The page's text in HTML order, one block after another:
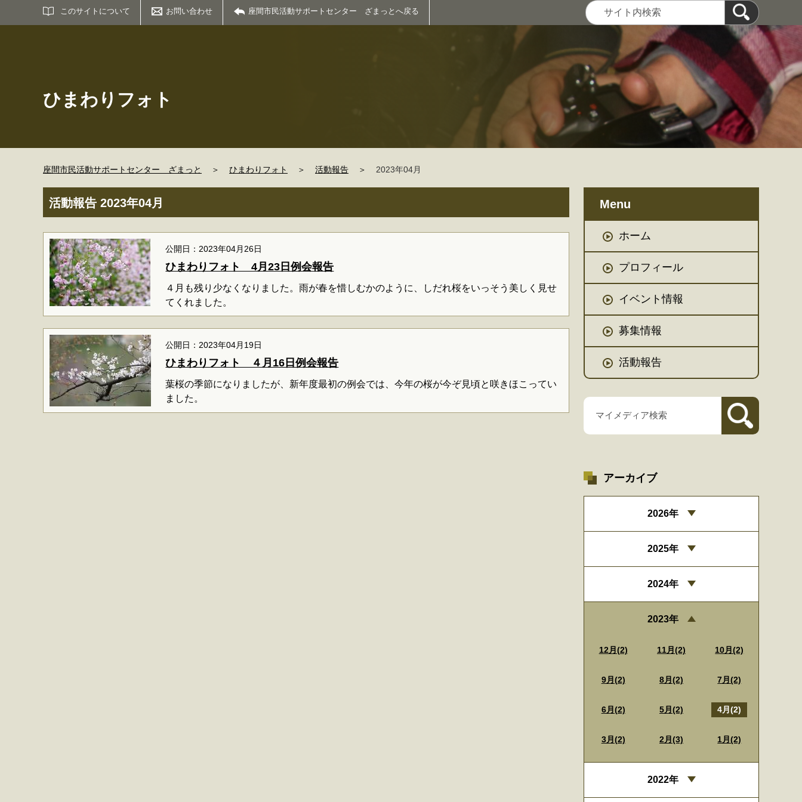
このサイトについて お問い合わせ 座間市民活動サポートセンター ざまっとへ戻る
サイト内検索
ひまわりフォト
座間市民活動サポートセンター ざまっと ＞ ひまわりフォト ＞ 活動報告 ＞ 2023年04月
活動報告 2023年04月
公開日：2023年04月26日
ひまわりフォト 4月23日例会報告
４月も残り少なくなりました。雨が春を惜しむかのように、しだれ桜をいっそう美しく見せ
てくれました。
公開日：2023年04月19日
ひまわりフォト ４月16日例会報告
葉桜の季節になりましたが、新年度最初の例会では、今年の桜が今ぞ見頃と咲きほこってい
ました。
Menu
ホーム
プロフィール
イベント情報
募集情報
活動報告
マイメディア検索
アーカイブ
2026年
2025年
2024年
2023年
12月(2) 11月(2) 10月(2)
9月(2) 8月(2) 7月(2)
6月(2) 5月(2) 4月(2)
3月(2) 2月(3) 1月(2)
2022年